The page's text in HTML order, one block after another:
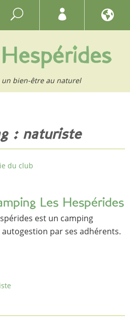
un bien-être au naturel
: naturiste
du club
Les Hespérides
est un camping
par ses adhérents.